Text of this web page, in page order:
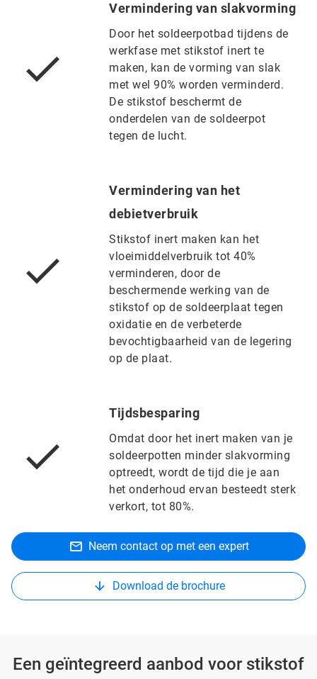
Vermindering van slakvorming
Door het soldeerpotbad tijdens de
werkfase met stikstof inert te
maken, kan de vorming van slak
met wel 90% worden verminderd.
De stikstof beschermt de
onderdelen van de soldeerpot
tegen de lucht.
Vermindering van het
debietverbruik
Stikstof inert maken kan het
vloeimiddelverbruik tot 40%
verminderen, door de
beschermende werking van de
stikstof op de soldeerplaat tegen
oxidatie en de verbeterde
bevochtigbaarheid van de legering
op de plaat.
Tijdsbesparing
Omdat door het inert maken van je
soldeerpotten minder slakvorming
optreedt, wordt de tijd die je aan
het onderhoud ervan besteedt sterk
verkort, tot 80%.
Neem contact op met een expert
Download de brochure
Een geïntegreerd aanbod voor stikstof